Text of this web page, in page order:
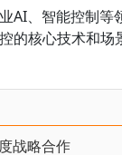
AI、智能控制等
的核心技术和场
战略合作